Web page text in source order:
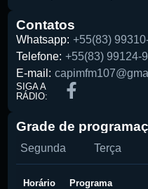
Pesquise aqui a
Contatos
Whatsapp: +55(83)
Telefone: +55(83) 99124-
E-mail:
SIGA A
RÁDIO:
Grade de
Segunda Terça
Horário Programa